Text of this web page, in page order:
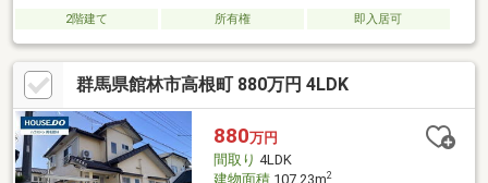
2階建て 所有権 即入居可
群馬県館林市高根町 880万円 4LDK
880万円
間取り 4LDK
2